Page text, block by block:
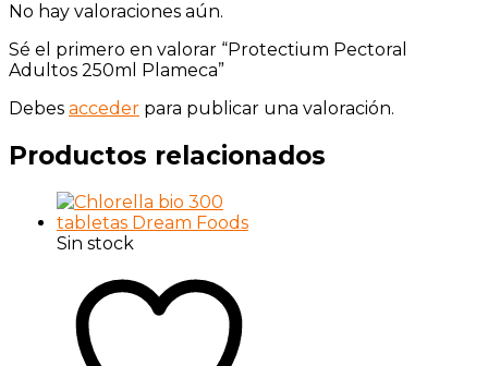
No hay valoraciones aún.
Sé el primero en valorar “Protectium Pectoral
Adultos 250ml Plameca”
Debes acceder para publicar una valoración.
Productos relacionados
Sin stock